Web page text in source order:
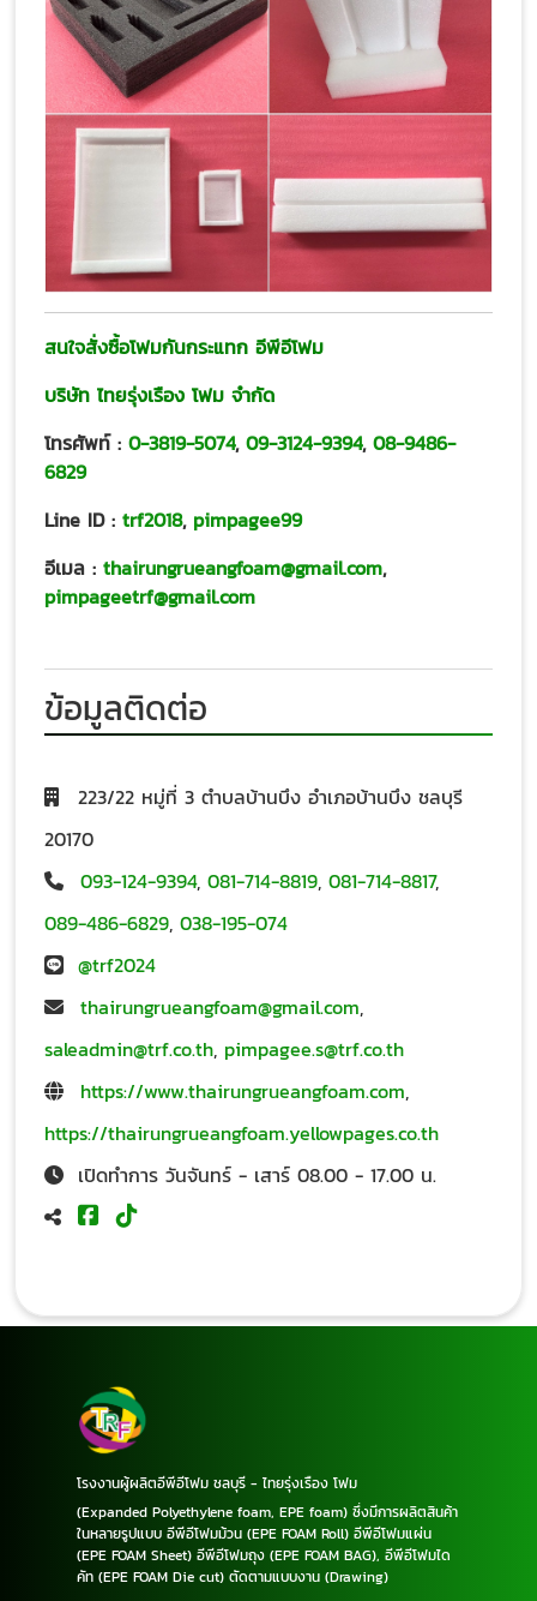
สนใจสั่งซื้อโฟมกันกระแทก อีพีอีโฟม
บริษัท ไทยรุ่งเรือง โฟม จำกัด
โทรศัพท์ : 0-3819-5074, 09-3124-9394, 08-9486-
6829
Line ID : trf2018, pimpagee99
อีเมล : thairungrueangfoam@gmail.com,
pimpageetrf@gmail.com
ข้อมูลติดต่อ
223/22 หมู่ที่ 3 ตำบลบ้านบึง อำเภอบ้านบึง ชลบุรี
20170
093-124-9394, 081-714-8819, 081-714-8817,
089-486-6829, 038-195-074
@trf2024
thairungrueangfoam@gmail.com,
saleadmin@trf.co.th, pimpagee.s@trf.co.th
https://www.thairungrueangfoam.com,
https://thairungrueangfoam.yellowpages.co.th
เปิดทำการ วันจันทร์ - เสาร์ 08.00 - 17.00 น.
โรงงานผู้ผลิตอีพีอีโฟม ชลบุรี - ไทยรุ่งเรือง โฟม
(Expanded Polyethylene foam, EPE foam) ซึ่งมีการผลิตสินค้า
ในหลายรูปแบบ อีพีอีโฟมม้วน (EPE FOAM Roll) อีพีอีโฟมแผ่น
(EPE FOAM Sheet) อีพีอีโฟมถุง (EPE FOAM BAG), อีพีอีโฟมได
คัท (EPE FOAM Die cut) ตัดตามแบบงาน (Drawing)